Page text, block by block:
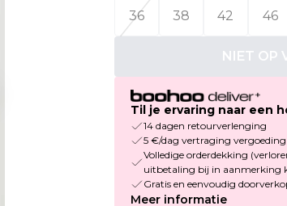
36
38 42 46
NIET OP
Til je ervaring naar een
14 dagen retourverlenging
5 €/dag vertraging vergoeding
Volledige orderdekking
uitbetaling bij in aanmerking
Gratis en eenvoudig
Meer informatie